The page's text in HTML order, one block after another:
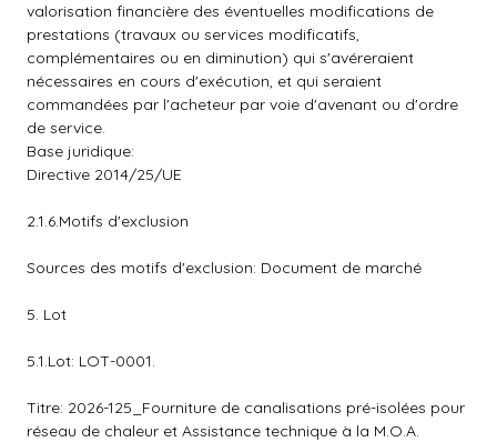
valorisation financière des éventuelles modifications de
prestations (travaux ou services modificatifs,
complémentaires ou en diminution) qui s'avéreraient
nécessaires en cours d'exécution, et qui seraient
commandées par l'acheteur par voie d'avenant ou d'ordre
de service.
Base juridique:
Directive 2014/25/UE
2.1.6.Motifs d'exclusion
Sources des motifs d'exclusion: Document de marché
5. Lot
5.1.Lot: LOT-0001.
Titre: 2026-125_Fourniture de canalisations pré-isolées pour
réseau de chaleur et Assistance technique à la M.O.A.